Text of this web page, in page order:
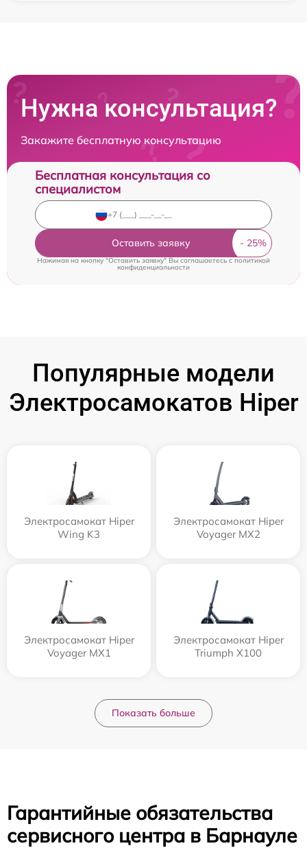
Нужна консультация?
Закажите бесплатную консультацию
Бесплатная консультация со
специалистом
Оставить заявку
Нажимая на кнопку "Оставить заявку" Вы соглашаетесь cполитикой
конфиденциальности
Популярные модели
Электросамокатов Hiper
Электросамокат Hiper
Wing K3
Электросамокат Hiper
Voyager MX2
Электросамокат Hiper
Voyager MX1
Электросамокат Hiper
Triumph X100
Показать больше
Гарантийные обязательства
сервисного центра в Барнауле